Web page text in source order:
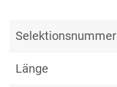
Selektionsnummer
Länge